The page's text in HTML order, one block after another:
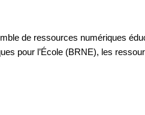
de ressources numériques
pour l’École (BRNE), les